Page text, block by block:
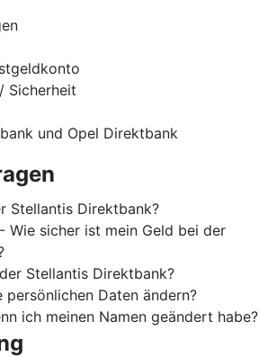
Sicherheit
und Opel Direktbank
Stellantis Direktbank?
Wie sicher ist mein Geld bei der
Stellantis Direktbank?
persönlichen Daten ändern?
ich meinen Namen geändert habe?